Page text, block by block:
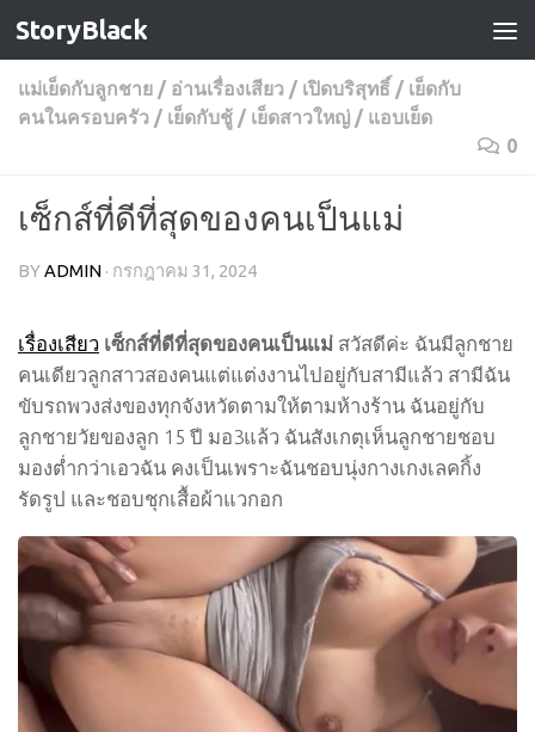
Skip to content
StoryBlack
แม่เย็ดกับลูกชาย / อ่านเรื่องเสียว / เปิดบริสุทธิ์ / เย็ดกับ
คนในครอบครัว / เย็ดกับชู้ / เย็ดสาวใหญ่ / แอบเย็ด
0
เซ็กส์ที่ดีที่สุดของคนเป็นแม่
BYADMIN · กรกฎาคม 31, 2024
เรื่องเสียว เซ็กส์ที่ดีที่สุดของคนเป็นแม่ สวัสดีค่ะ ฉันมีลูกชาย
คนเดียวลูกสาวสองคนแต่แต่งงานไปอยู่กับสามีแล้ว สามีฉัน
ขับรถพวงส่งของทุกจังหวัดตามให้ตามห้างร้าน ฉันอยู่กับ
ลูกชายวัยของลูก 15 ปี มอ3แล้ว ฉันสังเกตุเห็นลูกชายชอบ
มองต่ำกว่าเอวฉัน คงเป็นเพราะฉันชอบนุ่งกางเกงเลคกิ้ง
รัดรูป และชอบชุกเสื้อผ้าแวกอก